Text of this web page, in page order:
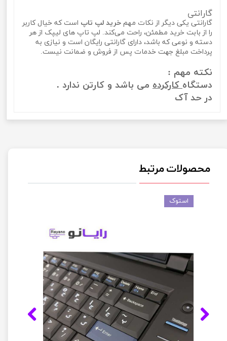
گارانتی
گارانتی یکی دیگر از نکات مهم خرید لپ تاپ است که خیال کاربر
را از بابت خرید مطمئن، راحت می‌کند. لپ تاپ‌ های لیپک از هر
دسته و نوعی که باشد، دارای گارانتی رایگان است و نیازی به
پرداخت مبلغ جهت خدمات پس از فروش و ضمانت نیست.
نکته مهم :
دستگاهکارکرده می باشد و کارتن ندارد .
در حد آک
محصولات مرتبط
استوک